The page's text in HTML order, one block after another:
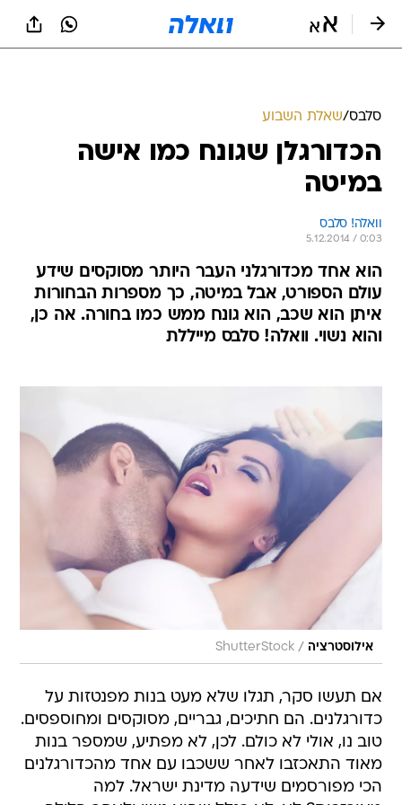
הכדורגלן שגונח כמו אישה
במיטה
וואלה! סלבס
5.12.2014 / 0:03
הוא אחד מכדורגלני העבר היותר מסוקסים שידע
איתן הוא שכב, הוא גונח ממש כמו בחורה. אה כן,
והוא נשוי. וואלה! סלבס מייללת
אילוסטרציה ShutterStock
אם תעשו סקר, תגלו שלא מעט בנות מפנטזות על
טוב נו, אולי לא כולם. לכן, לא מפתיע, שמספר בנות
מאוד התאכזבו לאחר ששכבו עם אחד מהכדורגלנים
הכי מפורסמים שידעה מדינת ישראל. למה
מאוכזבות? לא, לא בגלל שהוא נשוי ולאחר הלילה
הסוער הוא חזר לאשתו, אלא בעיקר בגלל העובדה